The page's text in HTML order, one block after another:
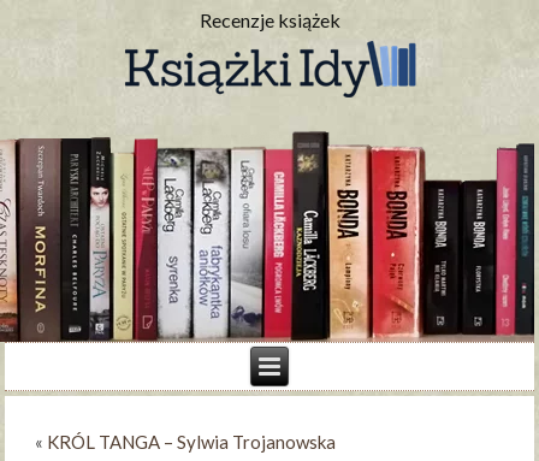
Recenzje książek
« KRÓL TANGA – Sylwia Trojanowska